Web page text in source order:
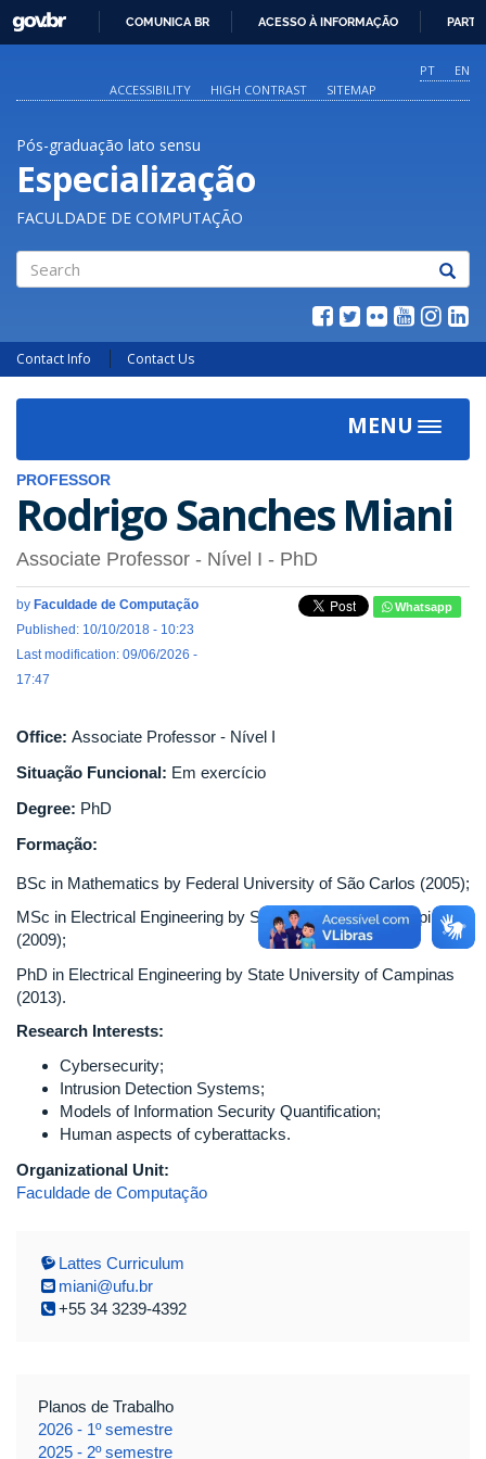
O
CONTEÚDO
GOVBR
COMUNICA BR ACESSO À INFORMAÇÃO
PT
EN
ACCESSIBILITY
HIGH CONTRAST SITEMAP
Pós-graduação lato sensu
Especialização
FACULDADE DE COMPUTAÇÃO
Contact Info Contact Us
MENU
Toggle
PROFESSOR
Rodrigo Sanches Miani
Associate Professor - Nível I - PhD
by Faculdade de Computação
Published: 10/10/2018 - 10:23
Last modification: 09/06/2026 -
17:47
Whatsapp
Office: Associate Professor - Nível I
Situação Funcional: Em exercício
Degree: PhD
Formação:
BSc in Mathematics by Federal University of São Carlos (2005);
MSc in Electrical Engineering by State University of Campinas
(2009);
PhD in Electrical Engineering by State University of Campinas
(2013).
Research Interests:
Cybersecurity;
Intrusion Detection Systems;
Models of Information Security Quantification;
Human aspects of cyberattacks.
Organizational Unit:
Faculdade de Computação
Lattes Curriculum
miani@ufu.br
+55 34 3239-4392
Planos de Trabalho
2026 - 1º semestre
2025 - 2º semestre